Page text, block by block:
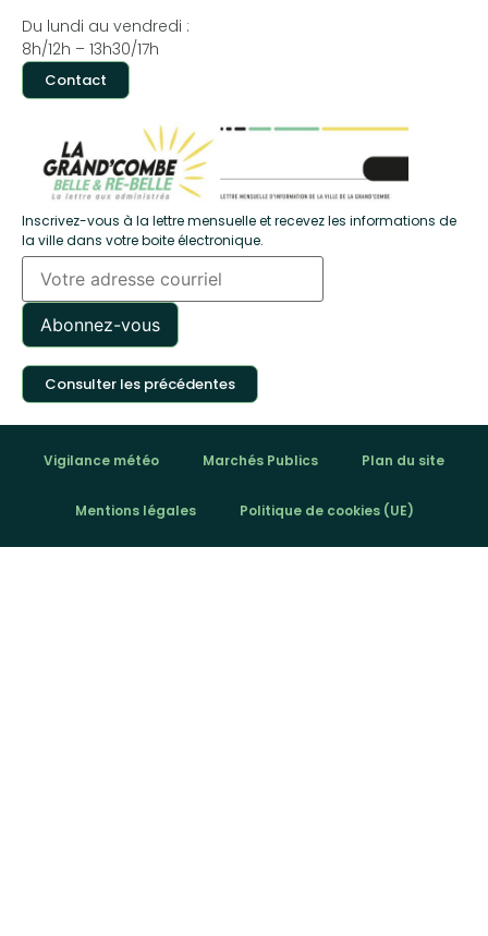
Du lundi au vendredi :
8h/12h – 13h30/17h
Contact
Inscrivez-vous à la lettre mensuelle et recevez les informations de
la ville dans votre boite électronique.
Consulter les précédentes
Vigilance météo Marchés Publics Plan du site
Mentions légales Politique de cookies (UE)